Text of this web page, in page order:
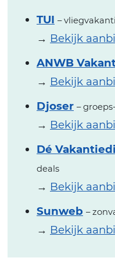
TUI –
→ Bekijk
ANWB
→ Bekijk
Djoser –
→ Bekijk
Dé
deals
→ Bekijk
Sunweb –
→ Bekijk